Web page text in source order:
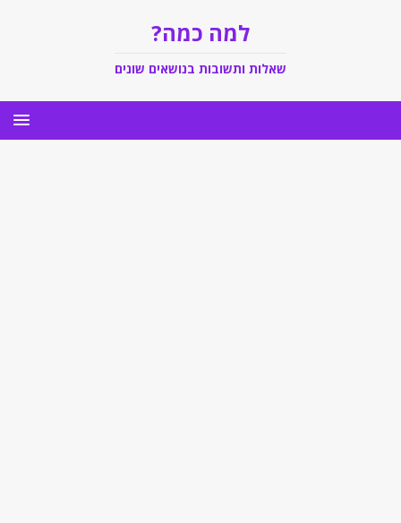
למה כמה?
שאלות ותשובות בנושאים שונים